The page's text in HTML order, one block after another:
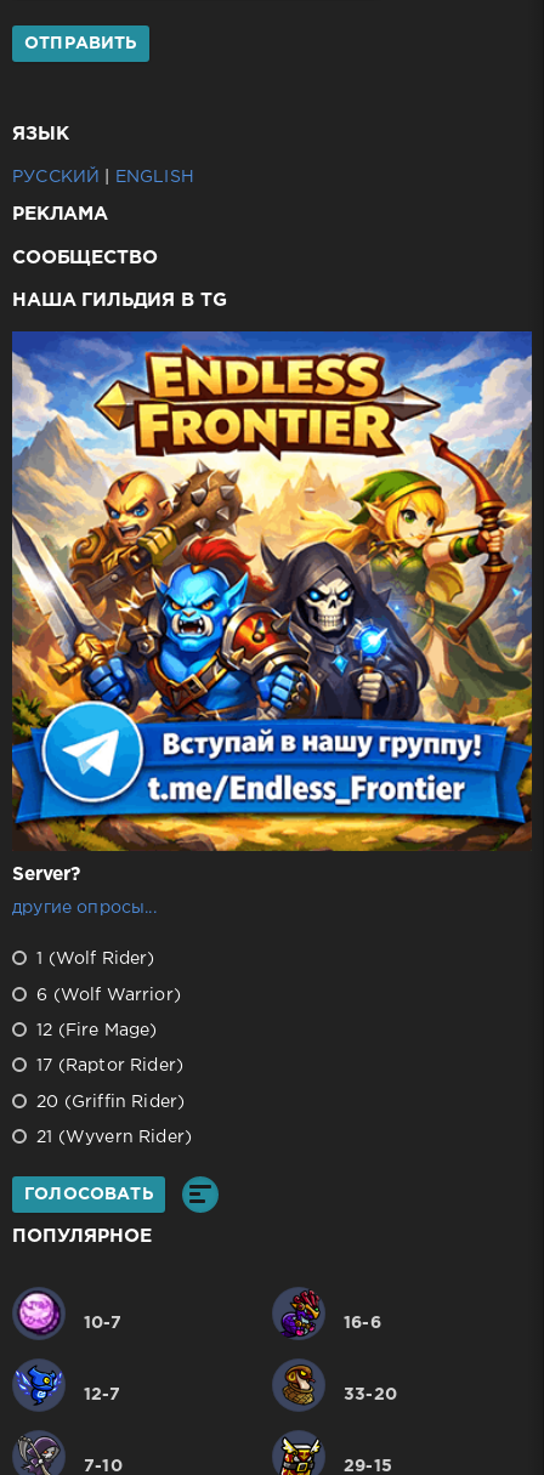
ОТПРАВИТЬ
ЯЗЫК
РУССКИЙ ENGLISH
РЕКЛАМА
СООБЩЕСТВО
НАША ГИЛЬДИЯ В TG
Server?
другие опросы...
1 (Wolf Rider)
6 (Wolf Warrior)
12 (Fire Mage)
17 (Raptor Rider)
20 (Griffin Rider)
21 (Wyvern Rider)
ГОЛОСОВАТЬ
ПОПУЛЯРНОЕ
10-7 16-6
12-7 33-20
7-10 29-15